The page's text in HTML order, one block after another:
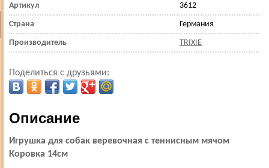
Артикул 3612
Страна Германия
Производитель TRIXIE
Поделиться с друзьями:
Описание
Игрушка для собак веревочная с теннисным мячом
Коровка 14см